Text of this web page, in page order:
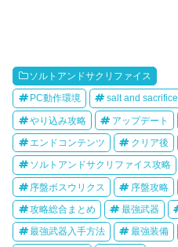
ソルトアンドサクリファイス
PC動作環境 salt and sacrifice
やり込み攻略 アップデート
エンドコンテンツ クリア後
ソルトアンドサクリファイス攻略
序盤ボスウリクス 序盤攻略
攻略総合まとめ 最強武器
最強武器入手方法 最強装備